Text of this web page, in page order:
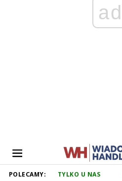
ad
POLECAMY: TYLKO U NAS